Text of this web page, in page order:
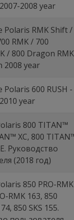
2008 year
Polaris RMK Shift /
RMK / 700
/ 800 Dragon RMK
2008 year
Polaris 600 RUSH -
year
800 TITAN™
XC, 800
Руководство
(2018 год)
850 PRO-RMK
RMK 163, 850
850 SKS 155.